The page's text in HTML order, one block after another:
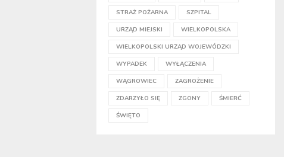
STRAŻ POŻARNA SZPITAL
URZĄD MIEJSKI WIELKOPOLSKA
WIELKOPOLSKI URZĄD WOJEWÓDZKI
WYPADEK WYŁĄCZENIA
WĄGROWIEC ZAGROŻENIE
ZDARZYŁO SIĘ ZGONY ŚMIERĆ
ŚWIĘTO